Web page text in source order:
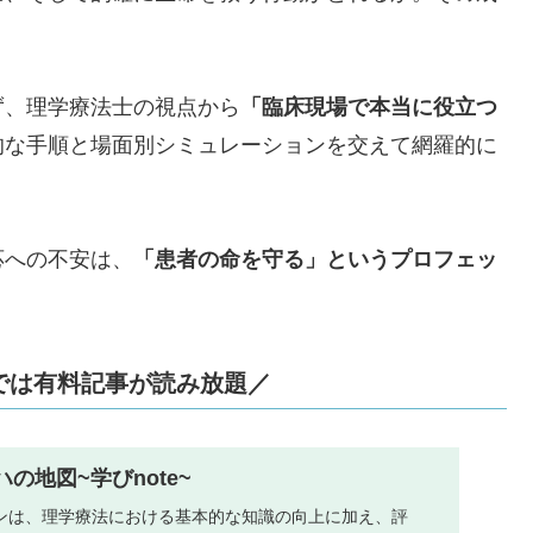
理学療法士の視点から
「臨床現場で本当に役立つ
手順と場面別シミュレーションを交えて網羅的に
の不安は、 「患者の命を守る」というプロフェッ
有料記事が読み放題／
の地図~学びnote~
は、理学療法における基本的な知識の向上に加え、評